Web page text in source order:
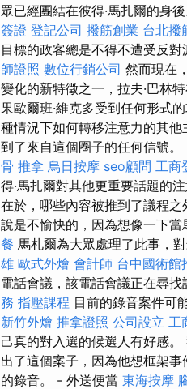
眾已經團結在彼得·馬扎爾的身後
簽證 登記公司 撥筋創業 台北撥
目標的政客總是不得不遭受反對
師證照 數位行銷公司 然而現在
變化的新特徵之一，拉夫·巴林
果歐爾班·維克多受到任何形式
種情況下如何轉移注意力的其
到了來自這個圈子的任何信號。
骨 推拿 烏日按摩 seo顧問 工商
得·馬扎爾對其他更重要話題的注
在於，哪些內容被推到了議程
說是不愉快的，因為想像一下
餐 馬札爾為大眾處理了此事，
雄 歐式外燴 會計師 台中國術館
電話會議，該電話會議正在尋
務 指壓課程 目前的錄音案件可
新竹外燴 推拿證照 公司設立 工
己真的對入選的候選人有好感
出了這個案子，因為他想框架
的錄音。 - 外送便當 東海按摩